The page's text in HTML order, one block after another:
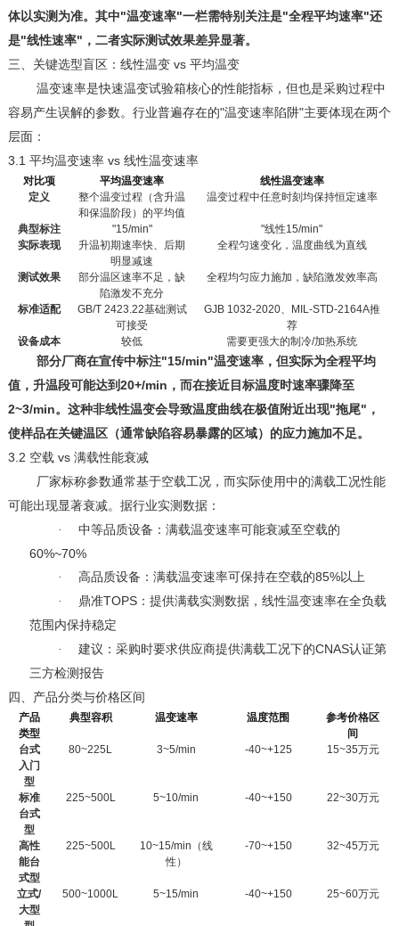
体以实测为准。其中"温变速率"一栏需特别关注是"全程平均速率"还
是"线性速率" ，二者实际测试效果差异显著。
三、 关键选型盲区：线性温变vs 平均温变
温变速率是快速温变试验箱核心的性能指标，但也是采购过程中
容易产生误解的参数。行业普遍存在的"温变速率陷阱"主要体现在两个
层面：
3.1 平均温变速率vs 线性温变速率
对比项 平均温变速率
线性温变速率
定义
整个温变过程（含升温
和保温阶段）的平均值
温变过程中任意时刻均保持恒定速率
典型标注 "15/min" "线性15/min"
实际表现
升温初期速率快、后期
明显减速
全程匀速变化，温度曲线为直线
测试效果
部分温区速率不足，缺
陷激发不充分
全程均匀应力施加，缺陷激发效率高
标准适配 GB/T 2423.22基础测试
可接受
GJB 1032-2020、 MIL-STD-2164A推
荐
设备成本
较低 需要更强大的制冷/加热系统
部分厂商在宣传中标注"15/min"温变速率，但实际为全程平均
值，升温段可能达到 20+/min ，而在接近目标温度时速率骤降至
2~3/min。这种非线性温变会导致温度曲线在极值附近出现"拖尾" ，
使样品在关键温区（通常缺陷容易暴露的区域）的应力施加不足。
3.2 空载 vs 满载性能衰减
厂家标称参数通常基于空载工况，而实际使用中的满载工况性能
可能出现显著衰减。据行业实测数据：
·
中等品质设备：满载温变速率可能衰减至空载的
60%~70%
· 高品质设备：满载温变速率可保持在空载的85%以上
·
鼎准TOPS：提供满载实测数据，线性温变速率在全负载
范围内保持稳定
·
建议：采购时要求供应商提供满载工况下的CNAS认证第
三方检测报告
四、 产品分类与价格区间
产品
类型
典型容积 温变速率 温度范围
参考价格区
间
台式
入门
型
80~225L 3~5/min -40~+125 15~35万元
标准
台式
型
225~500L 5~10/min -40~+150 22~30万元
高性
能台
式型
225~500L 10~15/min （线
性）
-70~+150 32~45万元
立式/
大型
500~1000L 5~15/min -40~+150 25~60万元